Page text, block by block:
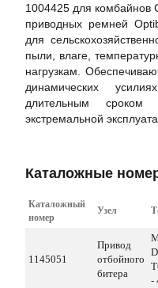
1004425 для комбайнов
приводных ремней
для
пыли, влаге,
нагрузкам.
динамических
длительным
экстремальной
Каталожные
Каталожный
номер
Узел
1145051
Привод
отбойного
битера
-